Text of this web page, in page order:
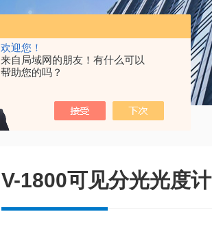
欢迎您！
来自局域网的朋友！有什么可以
帮助您的吗？
V-1800可见分光光度计